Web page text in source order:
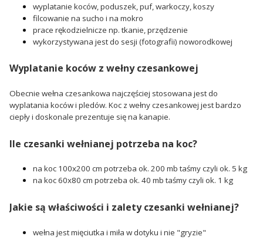
wyplatanie koców, poduszek, puf, warkoczy, koszy
filcowanie na sucho i na mokro
prace rękodzielnicze np. tkanie, przędzenie
wykorzystywana jest do sesji (fotografii) noworodkowej
Wyplatanie koców z wełny czesankowej
Obecnie wełna czesankowa najczęściej stosowana jest do
wyplatania koców i pledów. Koc z wełny czesankowej jest bardzo
ciepły i doskonale prezentuje się na kanapie.
Ile czesanki wełnianej potrzeba na koc?
na koc 100x200 cm potrzeba ok. 200 mb taśmy czyli ok. 5 kg
na koc 60x80 cm potrzeba ok. 40 mb taśmy czyli ok. 1 kg
Jakie są właściwości i zalety czesanki wełnianej?
wełna jest mięciutka i miła w dotyku i nie "gryzie"